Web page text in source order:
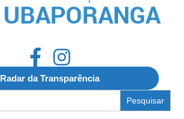
Radar da Transparência